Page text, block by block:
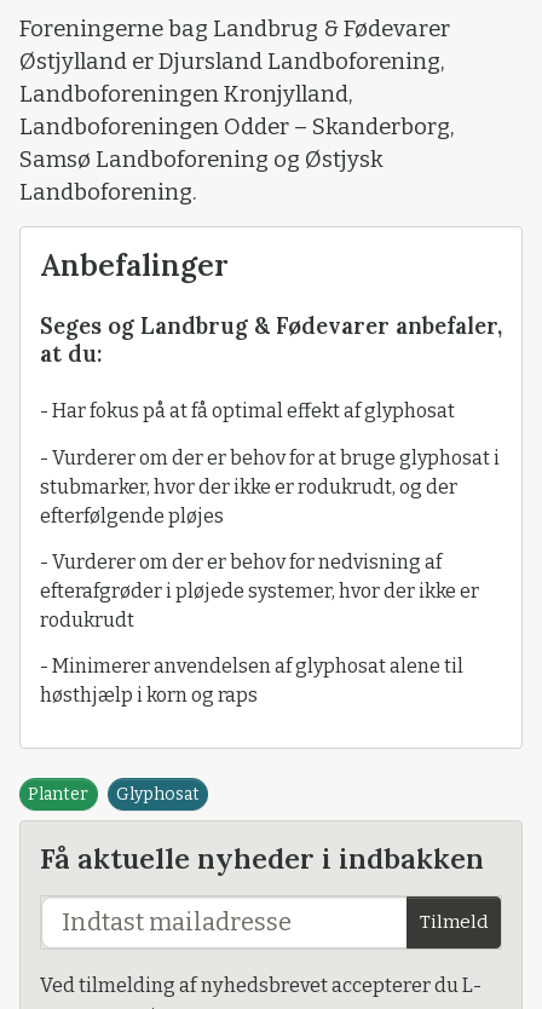
Foreningerne bag Landbrug & Fødevarer
Østjylland er Djursland Landboforening,
Landboforeningen Kronjylland,
Landboforeningen Odder – Skanderborg,
Samsø Landboforening og Østjysk
Landboforening.
Anbefalinger
Seges og Landbrug & Fødevarer anbefaler,
at du:
- Har fokus på at få optimal effekt af glyphosat
- Vurderer om der er behov for at bruge glyphosat i
stubmarker, hvor der ikke er rodukrudt, og der
efterfølgende pløjes
- Vurderer om der er behov for nedvisning af
efterafgrøder i pløjede systemer, hvor der ikke er
rodukrudt
- Minimerer anvendelsen af glyphosat alene til
høsthjælp i korn og raps
Planter Glyphosat
Få aktuelle nyheder i indbakken
Tilmeld
Ved tilmelding af nyhedsbrevet accepterer du L-